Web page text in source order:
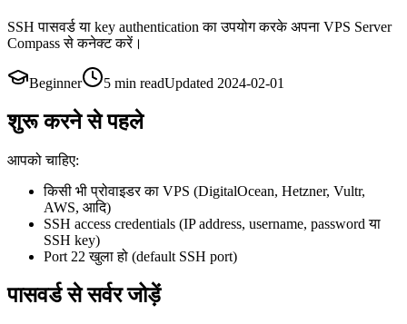
SSH पासवर्ड या key authentication का उपयोग करके अपना VPS Server
Compass से कनेक्ट करें।
Beginner 5 min readUpdated 2024-02-01
शुरू करने से पहले
आपको चाहिए:
किसी भी प्रोवाइडर का VPS (DigitalOcean, Hetzner, Vultr,
AWS, आदि)
SSH access credentials (IP address, username, password या
SSH key)
Port 22 खुला हो (default SSH port)
पासवर्ड से सर्वर जोड़ें